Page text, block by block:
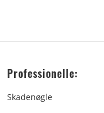
Professionelle:
Skadenøgle